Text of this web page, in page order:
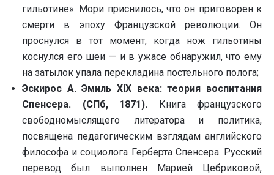
гильотине». Мори приснилось, что он приговорен к
смерти в эпоху Французской революции. Он
проснулся в тот момент, когда нож гильотины
коснулся его шеи — и в ужасе обнаружил, что ему
на затылок упала перекладина постельного полога;
Эскирос А. Эмиль XIX века: теория воспитания
Спенсера. (СПб, 1871). Книга французского
свободномыслящего литератора и политика,
посвящена педагогическим взглядам английского
философа и социолога Герберта Спенсера. Русский
перевод был выполнен Марией Цебриковой,